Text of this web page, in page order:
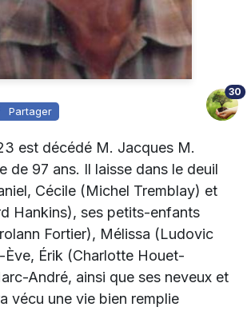
Partager
30
est décédé M. Jacques M.
de 97 ans. Il laisse dans le deuil
Cécile (Michel Tremblay) et
Hankins), ses petits-enfants
Fortier), Mélissa (Ludovic
Érik (Charlotte Houet-
André, ainsi que ses neveux et
vécu une vie bien remplie